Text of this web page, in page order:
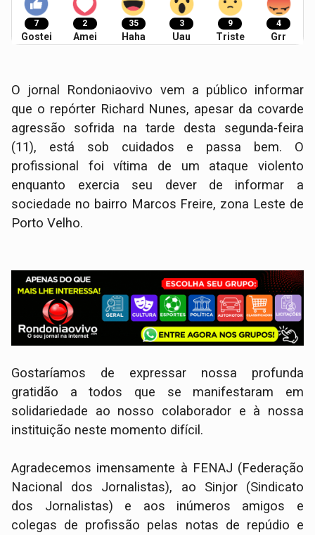
7
Gostei
2
Amei
35
Haha
3
Uau
9
Triste
4
Grr
​O jornal Rondoniaovivo vem a público informar
que o repórter Richard Nunes, apesar da covarde
agressão sofrida na tarde desta segunda-feira
(11), está sob cuidados e passa bem. O
profissional foi vítima de um ataque violento
enquanto exercia seu dever de informar a
sociedade no bairro Marcos Freire, zona Leste de
Porto Velho.
​Gostaríamos de expressar nossa profunda
gratidão a todos que se manifestaram em
solidariedade ao nosso colaborador e à nossa
instituição neste momento difícil.
Agradecemos imensamente à FENAJ (Federação
Nacional dos Jornalistas), ao Sinjor (Sindicato
dos Jornalistas) e aos inúmeros amigos e
colegas de profissão pelas notas de repúdio e